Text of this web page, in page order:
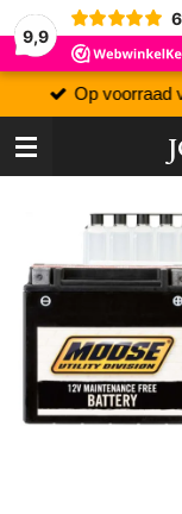
9,9
Op voorraad